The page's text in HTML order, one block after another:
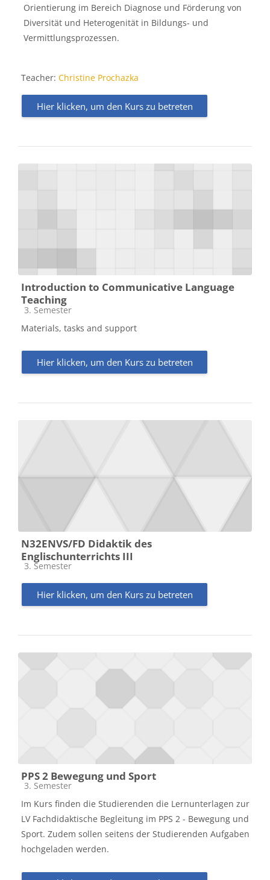
Orientierung im Bereich Diagnose und Förderung von
Diversität und Heterogenität in Bildungs- und
Vermittlungsprozessen.
Teacher: Christine Prochazka
Hier klicken, um den Kurs zu betreten
Introduction to Communicative Language
Teaching
Kursbereich
3. Semester
Materials, tasks and support
Hier klicken, um den Kurs zu betreten
N32ENVS/FD Didaktik des
Englischunterrichts III
Kursbereich
3. Semester
Hier klicken, um den Kurs zu betreten
PPS 2 Bewegung und Sport
Kursbereich
3. Semester
Im Kurs finden die Studierenden die Lernunterlagen zur
LV Fachdidaktische Begleitung im PPS 2 - Bewegung und
Sport. Zudem sollen seitens der Studierenden Aufgaben
hochgeladen werden.